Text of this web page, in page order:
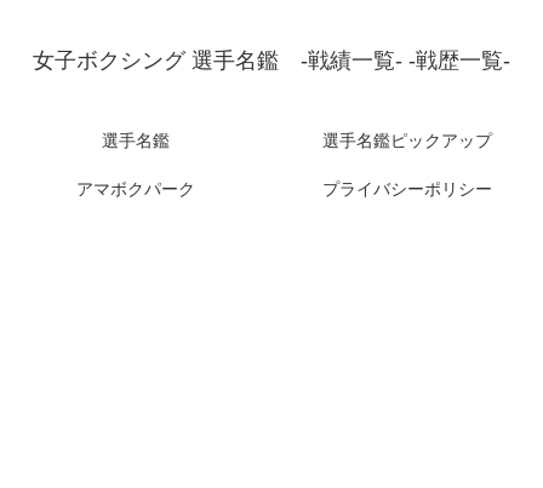
女子ボクシング 選手名鑑 -戦績一覧- -戦歴一覧-
選手名鑑 選手名鑑ピックアップ
アマボクパーク プライバシーポリシー